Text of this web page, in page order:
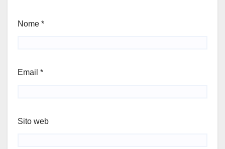
Nome *
Email *
Sito web